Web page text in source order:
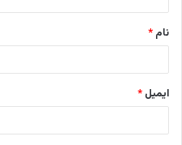
*
نام *
ایمیل *